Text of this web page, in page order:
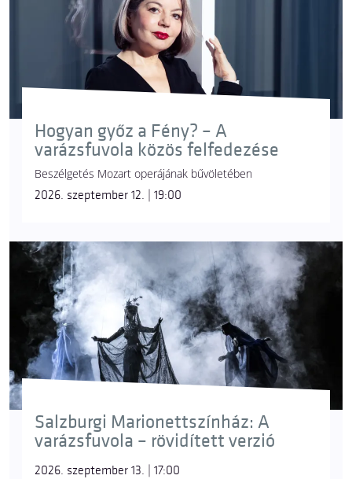
Hogyan győz a Fény? – A
varázsfuvola közös felfedezése
Beszélgetés Mozart operájának bűvöletében
2026. szeptember 12. | 19:00
Salzburgi Marionettszínház: A
varázsfuvola – rövidített verzió
2026. szeptember 13. | 17:00